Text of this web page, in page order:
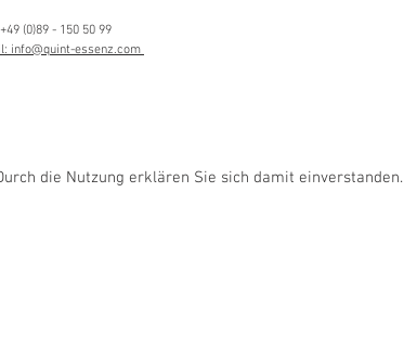
(0)89 - 150 50 99
info@quint-essenz.com
die Nutzung erklären Sie sich damit einverstanden.